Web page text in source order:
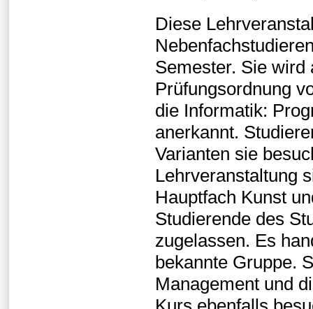
Diese
Semester. Sie
Prüfungsordnung
die Informatik:
anerkannt.
Varianten sie
Lehrveranstaltung
Hauptfach Kunst
Studierende des
zugelassen. Es
bekannte Gruppe.
Management und